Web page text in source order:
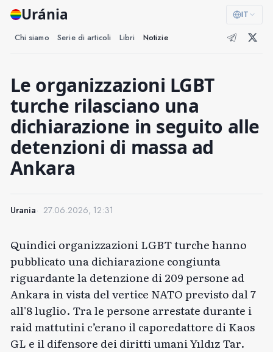
Uránia IT
Chi siamo Serie di articoli Libri Notizie
Le organizzazioni LGBT
turche rilasciano una
dichiarazione in seguito alle
detenzioni di massa ad
Ankara
Urania 27.06.2026, 12:31
Quindici organizzazioni LGBT turche hanno
pubblicato una dichiarazione congiunta
riguardante la detenzione di 209 persone ad
Ankara in vista del vertice NATO previsto dal 7
all'8 luglio. Tra le persone arrestate durante i
raid mattutini c’erano il caporedattore di Kaos
GL e il difensore dei diritti umani Yıldız Tar.